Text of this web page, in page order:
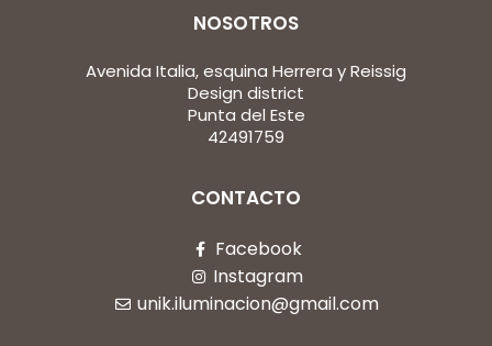
NOSOTROS
Avenida Italia, esquina Herrera y Reissig
Design district
Punta del Este
42491759
CONTACTO
Facebook
Instagram
unik.iluminacion@gmail.com